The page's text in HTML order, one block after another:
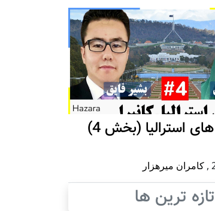
روزگار هزاره های استرالیا (بخش 4)
, کامران میرهزار
تازه ترین ها